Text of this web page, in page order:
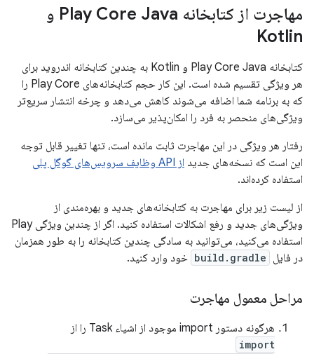
مهاجرت از کتابخانه Play Core Java و
Kotlin
کتابخانه Play Core Java و Kotlin به چندین کتابخانه اندروید برای
هر ویژگی تقسیم شده است. این کار حجم کتابخانه‌های Play Core را
که به برنامه شما اضافه می‌شوند کاهش می‌دهد و چرخه انتشار سریع‌تر
ویژگی‌های منحصر به فرد را امکان‌پذیر می‌سازد.
رفتار هر ویژگی در این مهاجرت ثابت مانده است، تنها تغییر قابل توجه
این است که نسخه‌های جدید از API وظایف سرویس‌های گوگل پلی
استفاده کرده‌اند.
از لیست زیر برای مهاجرت به کتابخانه‌های جدید و بهره‌مندی از
ویژگی‌های جدید و رفع اشکالات استفاده کنید. اگر از چندین ویژگی Play
استفاده می‌کنید، می‌توانید به سادگی چندین کتابخانه را به طور همزمان
در فایل build.gradle خود وارد کنید.
مراحل معمول مهاجرت
هرگونه دستور import موجود از اشیاء Task را از
import